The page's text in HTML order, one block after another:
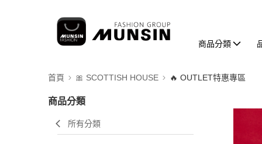
商品分類
首頁 🎀 SCOTTISH HOUSE 🔥 OUTLET特惠專區
商品分類
所有分類